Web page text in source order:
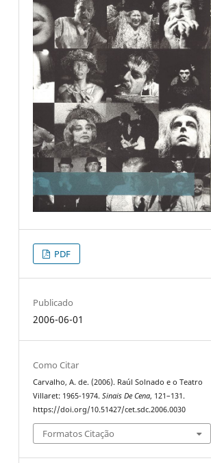
PDF
Publicado
2006-06-01
Como Citar
Carvalho, A. de. (2006). Raúl Solnado e o Teatro
Villaret: 1965-1974.Sinais De Cena, 121–131.
https://doi.org/10.51427/cet.sdc.2006.0030
Formatos Citação